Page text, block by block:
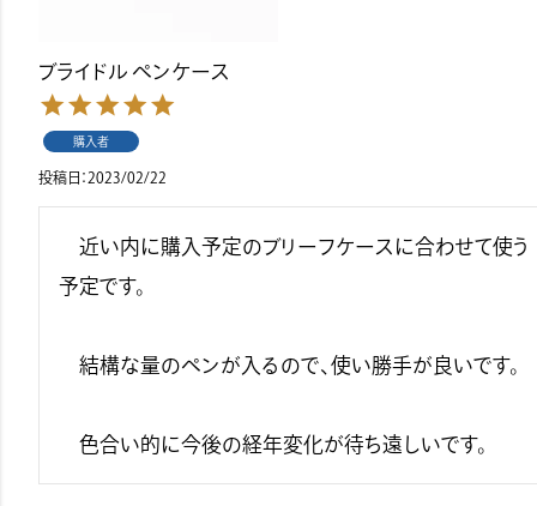
ブライドル ペンケース
購入者
投稿日 2023/02/22
近い内に購入予定のブリーフケースに合わせて使う
予定です。
結構な量のペンが入るので、使い勝手が良いです。
色合い的に今後の経年変化が待ち遠しいです。